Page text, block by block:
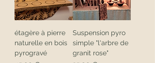
étagère à pierre
naturelle en bois
pyrogravé
Suspension pyro
simple "l'arbre de
granit rose"